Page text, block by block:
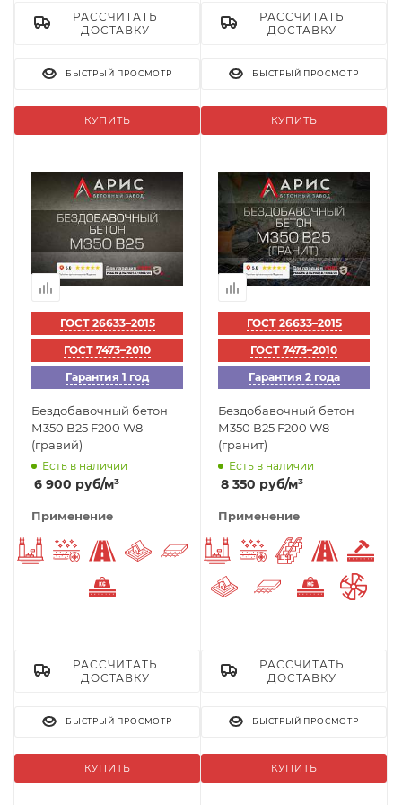
КУПИТЬ
РАССЧИТАТЬ
ДОСТАВКУ
БЫСТРЫЙ ПРОСМОТР
КУПИТЬ
РАССЧИТАТЬ
ДОСТАВКУ
БЫСТРЫЙ ПРОСМОТР
ГОСТ 26633–2015
ГОСТ 7473–2010
Гарантия 1 год
Бездобавочный бетон
М350 В25 F200 W8
(гравий)
Есть в наличии
6 900 руб/м³
Применение
Фундаменты
Морозостойкий
Заливка дороги
Отмостка вокруг дома
Плиты перекрытия
Тяжелый бетон
КУПИТЬ
РАССЧИТАТЬ
ДОСТАВКУ
БЫСТРЫЙ ПРОСМОТР
ГОСТ 26633–2015
ГОСТ 7473–2010
Гарантия 2 года
Бездобавочный бетон
М350 В25 F200 W8
(гранит)
Есть в наличии
8 350 руб/м³
Применение
Фундаменты
Морозостойкий
Лестницы
Отмостка вокруг дома
Плиты Тяжелый
КУПИТЬ
РАССЧИТАТЬ
ДОСТАВКУ
БЫСТРЫЙ ПРОСМОТР